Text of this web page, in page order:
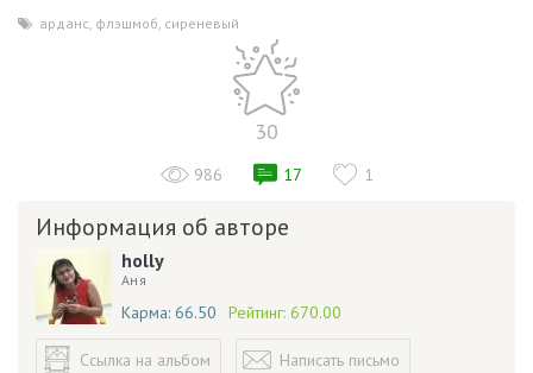
арданс, флэшмоб, сиреневый
30
986 17 1
Информация об авторе
holly
Аня
Карма: 66.50 Рейтинг: 670.00
Ссылка на альбом Написать письмо